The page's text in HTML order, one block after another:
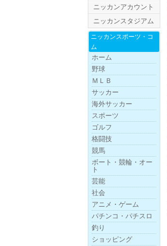
ニッカンアカウント
ニッカンスタジアム
ニッカンスポーツ・ コ
ム
ホーム
野球
ＭＬＢ
サッカー
海外サッカー
スポーツ
ゴルフ
格闘技
競馬
ボー ト・ 競輪・ オー
ト
芸能
社会
アニメ・ゲーム
パチンコ・パチスロ
釣り
ショッピング